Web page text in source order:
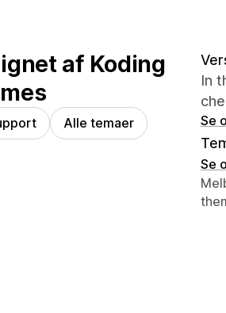
af Koding
Alle temaer
In
Se
Se
Se